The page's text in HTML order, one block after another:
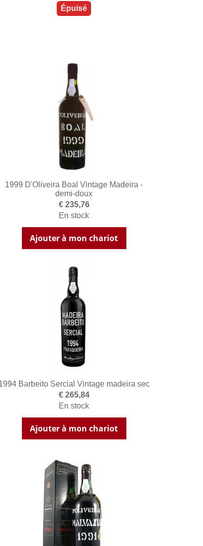
Épuisé
1999 D'Oliveira Boal Vintage Madeira -
demi-doux
€ 235,76
En stock
Ajouter à mon chariot
Barbeito Sercial Vintage madeira sec
€ 265,84
En stock
Ajouter à mon chariot